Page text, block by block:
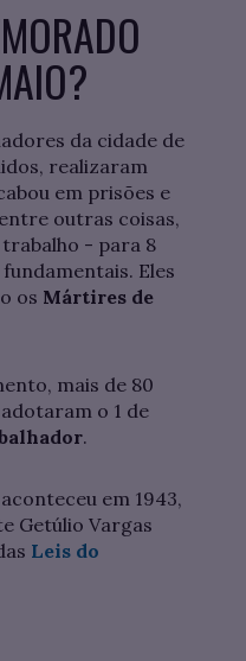
da cidade de
realizaram
em prisões e
outras coisas,
- para 8
Eles
os Mártires de
mais de 80
o 1 de
.
em 1943,
Getúlio Vargas
Leis do